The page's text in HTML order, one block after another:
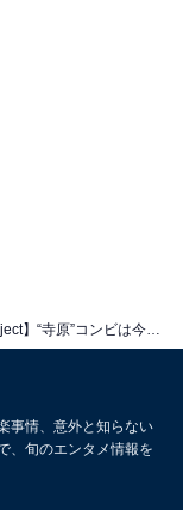
り?／
?
事情、意外と知らない
、旬のエンタメ情報を